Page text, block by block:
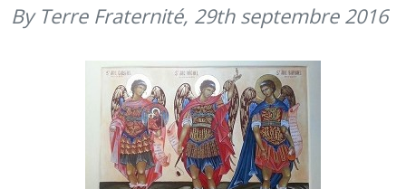
2016)
By Terre Fraternité, 29th septembre 2016